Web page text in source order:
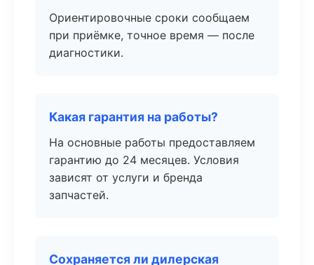
Ориентировочные сроки сообщаем
при приёмке, точное время — после
диагностики.
Какая гарантия на работы?
На основные работы предоставляем
гарантию до 24 месяцев. Условия
зависят от услуги и бренда
запчастей.
Сохраняется ли дилерская